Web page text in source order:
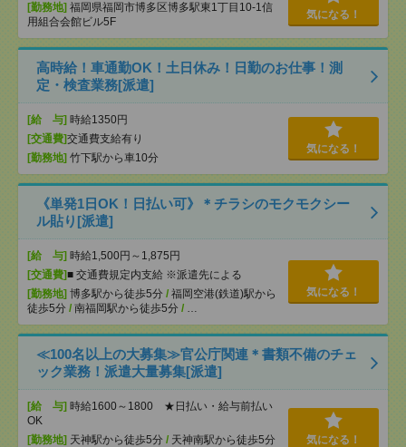
[勤務地] 福岡県福岡市博多区博多駅東1丁目10-1信
用組合会館ビル5F
気になる！
高時給！車通勤OK！土日休み！日勤のお仕事！測
定・検査業務[派遣]
[給 与] 時給1350円
[交通費]交通費支給有り
[勤務地] 竹下駅から車10分
気になる！
《単発1日OK！日払い可》＊チラシのモクモクシー
ル貼り[派遣]
[給 与] 時給1,500円～1,875円
[交通費]■ 交通費規定内支給 ※派遣先による
[勤務地] 博多駅から徒歩5分 / 福岡空港(鉄道)駅から
徒歩5分 / 南福岡駅から徒歩5分 / …
気になる！
≪100名以上の大募集≫官公庁関連＊書類不備のチェ
ック業務！派遣大量募集[派遣]
[給 与] 時給1600～1800 ★日払い・給与前払い
OK
[勤務地] 天神駅から徒歩5分 / 天神南駅から徒歩5分
気になる！